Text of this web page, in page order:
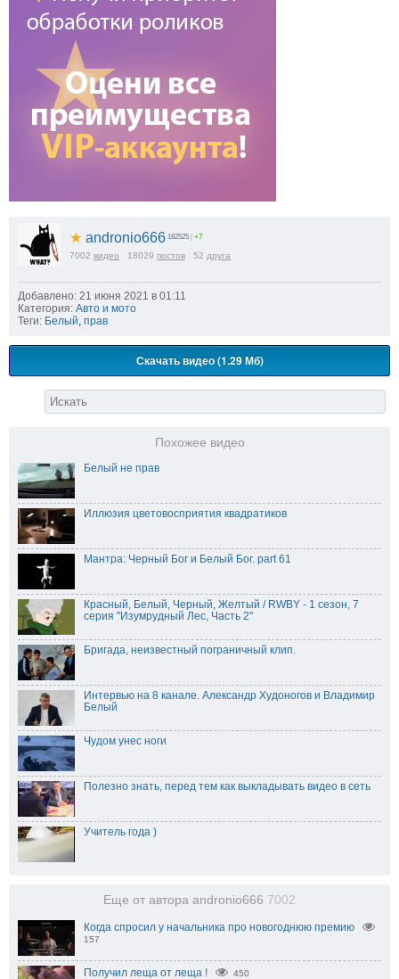
★ andronio666 182525 | +7
7002 видео 18029 постов 52 друга
Добавлено: 21 июня 2021 в 01:11
Категория: Авто и мото
Теги: Белый прав
Скачать видео (1.29 Мб)
Похожее видео
Белый не прав
Иллюзия цветовосприятия квадратиков
Мантра: Черный Бог и Белый Бог. part 61
Красный, Белый, Черный, Желтый / RWBY - 1 сезон, 7
серия "Изумрудный Лес, Часть 2"
Бригада, неизвестный пограничный клип.
Интервью на 8 канале. Александр Худоногов и Владимир
Белый
Чудом унес ноги
Полезно знать, перед тем как выкладывать видео в сеть
Учитель года )
Еще от автора andronio666 7002
Когда спросил у начальника про новогоднюю премию
157
Получил леща от леща ! 450